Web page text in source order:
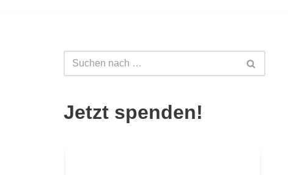
Jetzt spenden!